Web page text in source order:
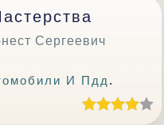
Сергеевич
И Пдд .